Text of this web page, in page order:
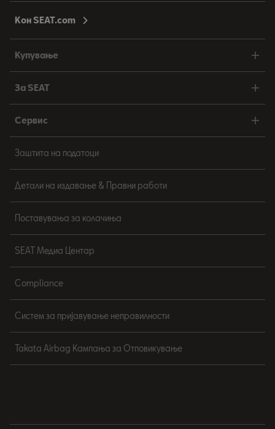
Кон SEAT.com
Купување
За SEAT
Сервис
Заштита на податоци
Детали на издавање & Правни работи
Поставувања за колачиња
SEAT Медиа Центар
Compliance
Систем за пријавување неправилности
Takata Airbag Кампања за Отповикување